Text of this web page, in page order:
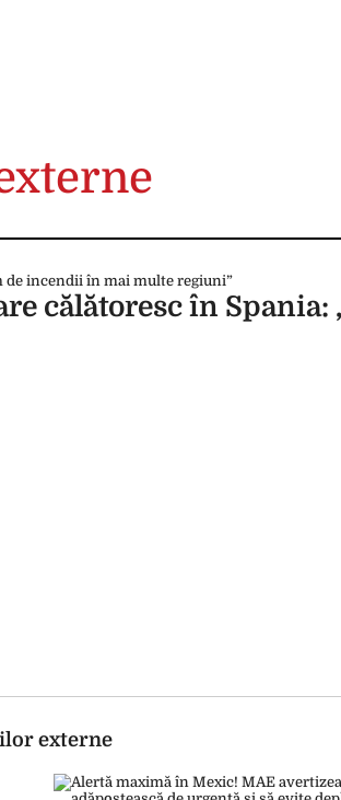
călătoresc în Spania:
externe